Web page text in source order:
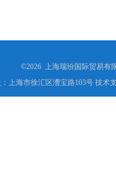
©2026 上海瑞玢国际贸易有
上海市徐汇区漕宝路103号 技术